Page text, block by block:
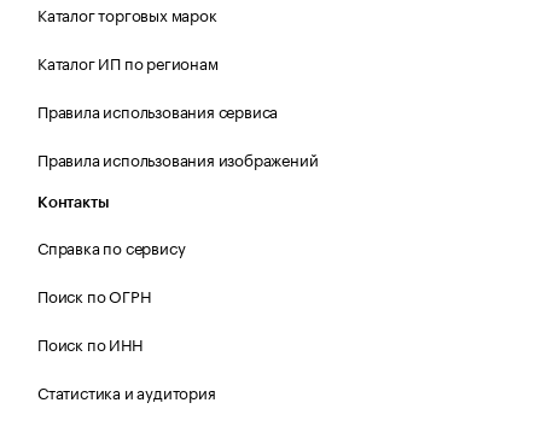
Каталог торговых марок
Каталог ИП по регионам
Правила использования сервиса
Правила использования изображений
Контакты
Справка по сервису
Поиск по ОГРН
Поиск по ИНН
Статистика и аудитория